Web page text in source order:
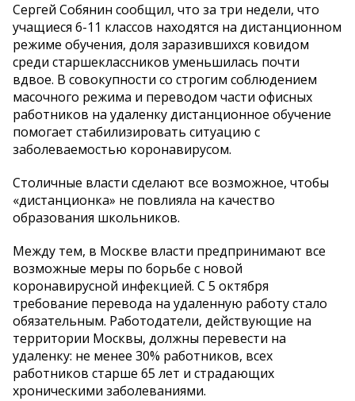
Сергей Собянин сообщил, что за три недели, что
учащиеся 6-11 классов находятся на дистанционном
режиме обучения, доля заразившихся ковидом
среди старшеклассников уменьшилась почти
вдвое. В совокупности со строгим соблюдением
масочного режима и переводом части офисных
работников на удаленку дистанционное обучение
помогает стабилизировать ситуацию с
заболеваемостью коронавирусом.
Столичные власти сделают все возможное, чтобы
«дистанционка» не повлияла на качество
образования школьников.
Между тем, в Москве власти предпринимают все
возможные меры по борьбе с новой
коронавирусной инфекцией. С 5 октября
требование перевода на удаленную работу стало
обязательным. Работодатели, действующие на
территории Москвы, должны перевести на
удаленку: не менее 30% работников, всех
работников старше 65 лет и страдающих
хроническими заболеваниями.